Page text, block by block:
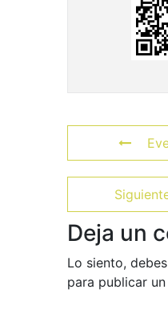
Deja un
Lo siento,
para publicar